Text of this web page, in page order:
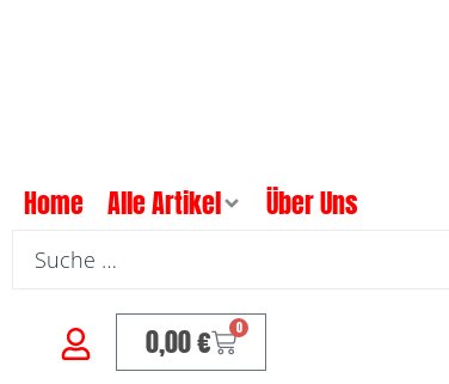
Home Alle Artikel Über Uns
0,00€ 0